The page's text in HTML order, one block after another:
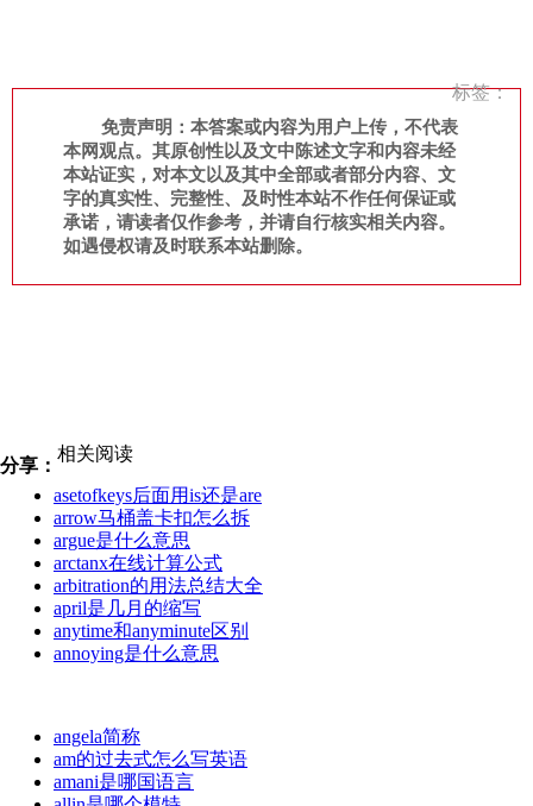
标签：
免责声明：本答案或内容为用户上传，不代表
本网观点。其原创性以及文中陈述文字和内容未经
本站证实，对本文以及其中全部或者部分内容、文
字的真实性、完整性、及时性本站不作任何保证或
承诺，请读者仅作参考，并请自行核实相关内容。
如遇侵权请及时联系本站删除。
分享：
相关阅读
asetofkeys后面用is还是are
arrow马桶盖卡扣怎么拆
argue是什么意思
arctanx在线计算公式
arbitration的用法总结大全
april是几月的缩写
anytime和anyminute区别
annoying是什么意思
angela简称
am的过去式怎么写英语
amani是哪国语言